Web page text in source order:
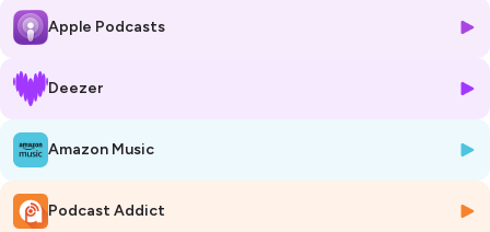
que les douleurs menstruelles peuvent venir exprimer, toujours
complément d’un suivi médical classique
et symbolique du cycle féminin, pour t’aider à mieux te connaître,
poser des limites, et transformer la douleur en une source de
compréhension et de puissance intérieure.
🎧 À écouter si tu veux apaiser ta relation à ton cycle et honorer ton
Hébergé par Ausha. Visitez
Apple Podcasts
Deezer
Amazon Music
Podcast Addict